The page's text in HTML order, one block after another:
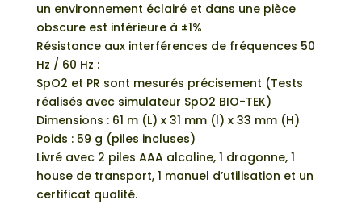
un environnement éclairé et dans une pièce
obscure est inférieure à ±1%
Résistance aux interférences de fréquences 50
Hz / 60 Hz :
SpO2 et PR sont mesurés précisement (Tests
réalisés avec simulateur SpO2 BIO-TEK)
Dimensions : 61 m (L) x 31 mm (l) x 33 mm (H)
Poids : 59 g (piles incluses)
Livré avec 2 piles AAA alcaline, 1 dragonne, 1
house de transport, 1 manuel d’utilisation et un
certificat qualité.